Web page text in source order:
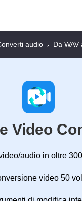
audio Da WAV
Video
audio in oltre
video 50